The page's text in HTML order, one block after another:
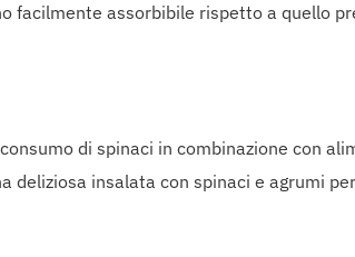
facilmente assorbibile rispetto a quello
di spinaci in combinazione con
deliziosa insalata con spinaci e agrumi